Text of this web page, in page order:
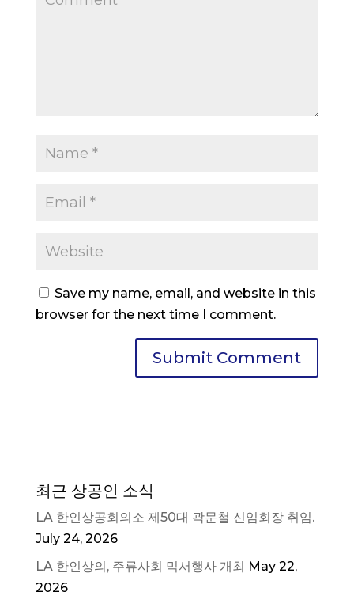
Save my name, email, and website in this
browser for the next time I comment.
최근 상공인 소식
LA 한인상공회의소 제50대 곽문철 신임회장 취임.
July 24, 2026
LA 한인상의, 주류사회 믹서행사 개최 May 22,
2026